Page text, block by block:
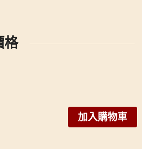
格
加入購物車